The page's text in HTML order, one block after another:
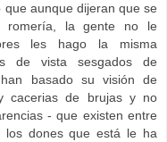
aunque dijeran que se
la gente no le
les hago la misma
de vista sesgados de
basado su visión de
cacerias de brujas y no
- que existen entre
dones que está le ha